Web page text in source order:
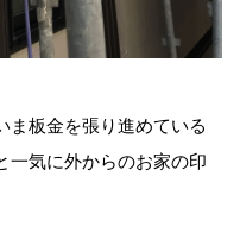
ま板金を張り進めている
一気に外からのお家の印